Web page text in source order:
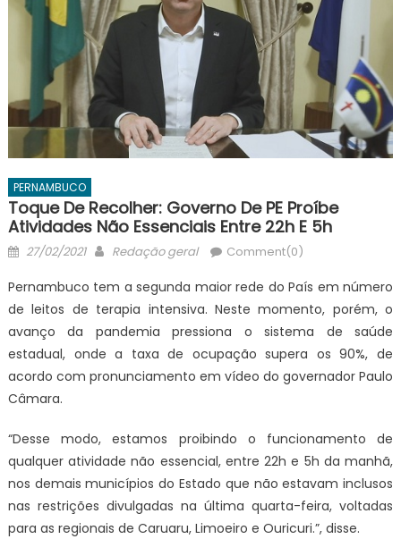
PERNAMBUCO
Toque De Recolher: Governo De PE Proíbe
Atividades Não Essenciais Entre 22h E 5h
Posted
27/02/2021 Author
Redação geral Comment(0)
Pernambuco tem a segunda maior rede do País em número
de leitos de terapia intensiva. Neste momento, porém, o
avanço da pandemia pressiona o sistema de saúde
estadual, onde a taxa de ocupação supera os 90%, de
acordo com pronunciamento em vídeo do governador Paulo
Câmara.
“Desse modo, estamos proibindo o funcionamento de
qualquer atividade não essencial, entre 22h e 5h da manhã,
nos demais municípios do Estado que não estavam inclusos
nas restrições divulgadas na última quarta-feira, voltadas
para as regionais de Caruaru, Limoeiro e Ouricuri.”, disse.